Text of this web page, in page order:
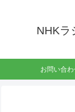
NHKラ
お問い合